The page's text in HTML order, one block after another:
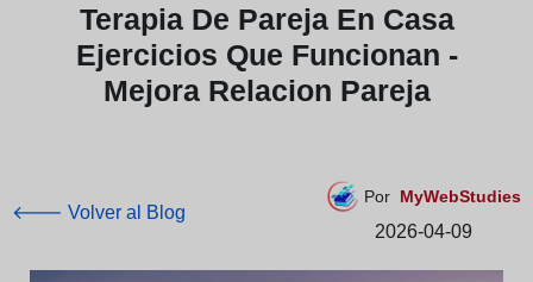
Terapia De Pareja En Casa
Ejercicios Que Funcionan -
Mejora Relacion Pareja
🡐 Volver al Blog
Por MyWebStudies
2026-04-09